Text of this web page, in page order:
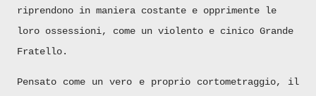
riprendono in maniera costante e opprimente le
loro ossessioni, come un violento e cinico Grande
Fratello.
Pensato come un vero e proprio cortometraggio, il